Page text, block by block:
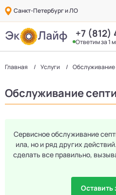
Санкт-Петербург и ЛО
+7 (812)
Ответим за 1
Главная Услуги Обслуживание
Обслуживание
Сервисное обслуживание
ила, но и ряд других
сделать все правильно,
Оставить